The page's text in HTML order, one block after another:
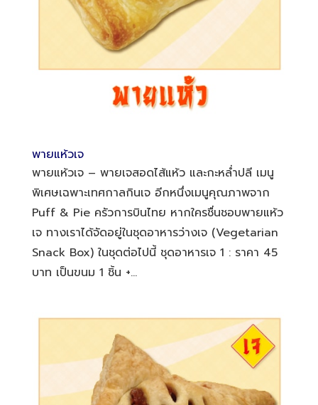
พายแห้วเจ
พายแห้วเจ – พายเจสอดไส้แห้ว และกะหล่ำปลี เมนู
พิเศษเฉพาะเทศกาลกินเจ อีกหนึ่งเมนูคุณภาพจาก
Puff & Pie ครัวการบินไทย หากใครชื่นชอบพายแห้ว
เจ ทางเราได้จัดอยู่ในชุดอาหารว่างเจ (Vegetarian
Snack Box) ในชุดต่อไปนี้ ชุดอาหารเจ 1 : ราคา 45
บาท เป็นขนม 1 ชิ้น +...